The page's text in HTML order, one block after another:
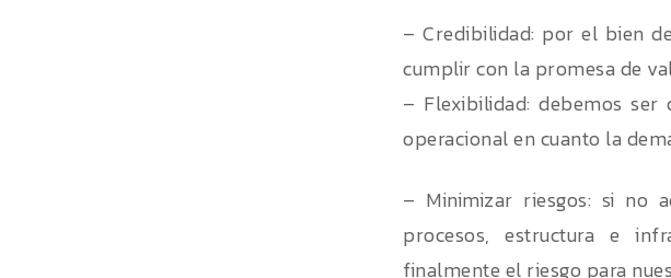
– Credibilidad: por el bien
cumplir con la promesa de
– Flexibilidad: debemos
operacional en cuanto la
– Minimizar riesgos: si no
procesos, estructura e
finalmente el riesgo para